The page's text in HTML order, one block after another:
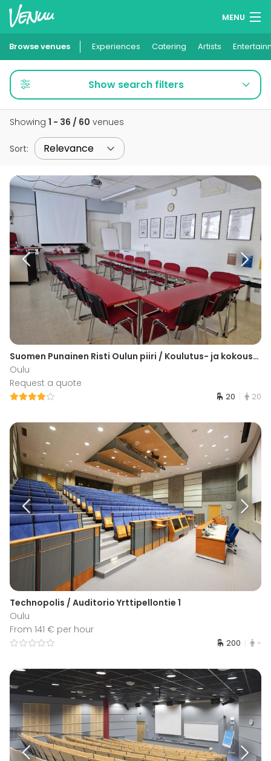
MENU
Wish lists
Log in
English
Browse venues Experiences Catering Artists
Show search filters
Showing 1 - 36 / 60 venues
Sort:
Suomen Punainen Risti Oulun piiri / Koulutus- ja kokoustila
Oulu
Request a quote
20 20
Technopolis / Auditorio Yrttipellontie 1
Oulu
From 141 € per hour
200 -